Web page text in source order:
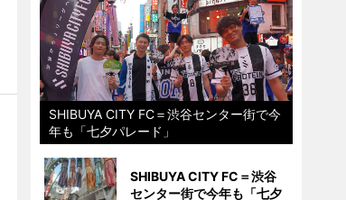
SHIBUYA CITY FC＝渋谷センター街で今
年も「七夕パレード」
SHIBUYA CITY FC＝渋谷
センター街で今年も「七夕